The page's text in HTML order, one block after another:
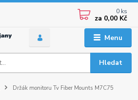
Menu
Hledat
0 ks
za 0,00 Kč
Držák monitoru Tv Fiber Mounts M7C75